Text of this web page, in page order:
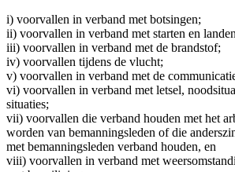
i) voorvallen in verband met botsingen;
ii) voorvallen in verband met starten en
iii) voorvallen in verband met de brandstof;
iv) voorvallen tijdens de vlucht;
v) voorvallen in verband met de
vi) voorvallen in verband met letsel,
situaties;
vii) voorvallen die verband houden met het
worden van bemanningsleden of die
met bemanningsleden verband houden, en
viii) voorvallen in verband met